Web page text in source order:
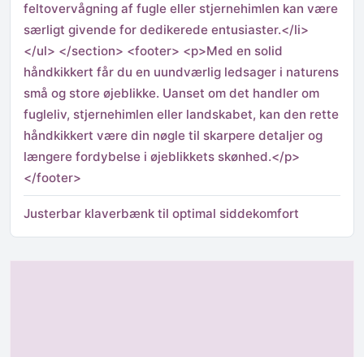
feltovervågning af fugle eller stjernehimlen kan være
særligt givende for dedikerede entusiaster.</li>
</ul> </section> <footer> <p>Med en solid
håndkikkert får du en uundværlig ledsager i naturens
små og store øjeblikke. Uanset om det handler om
fugleliv, stjernehimlen eller landskabet, kan den rette
håndkikkert være din nøgle til skarpere detaljer og
længere fordybelse i øjeblikkets skønhed.</p>
</footer>
Justerbar klaverbænk til optimal siddekomfort